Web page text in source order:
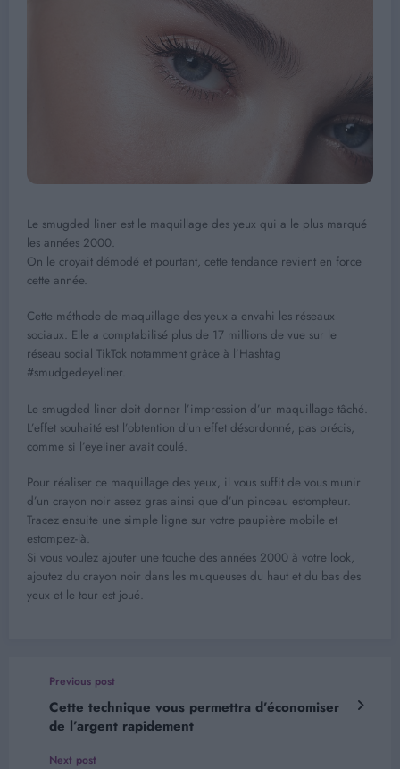
Le smugded liner est le maquillage des yeux qui a le plus marqué
les années 2000.
On le croyait démodé et pourtant, cette tendance revient en force
cette année.
Cette méthode de maquillage des yeux a envahi les réseaux
sociaux. Elle a comptabilisé plus de 17 millions de vue sur le
réseau social TikTok notamment grâce à l’Hashtag
#smudgedeyeliner.
Le smugded liner doit donner l’impression d’un maquillage tâché.
L’effet souhaité est l’obtention d’un effet désordonné, pas précis,
comme si l’eyeliner avait coulé.
Pour réaliser ce maquillage des yeux, il vous suffit de vous munir
d’un crayon noir assez gras ainsi que d’un pinceau estompteur.
Tracez ensuite une simple ligne sur votre paupière mobile et
estompez-là.
Si vous voulez ajouter une touche des années 2000 à votre look,
ajoutez du crayon noir dans les muqueuses du haut et du bas des
yeux et le tour est joué.
Previous post
Cette technique vous permettra d’économiser
de l’argent rapidement
Next post